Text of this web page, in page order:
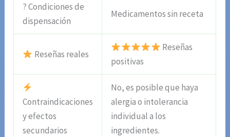
? Condiciones de
dispensación
Medicamentos sin receta
Reseñas reales
Reseñas
positivas
Contraindicaciones
y efectos
secundarios
No, es posible que haya
alergia o intolerancia
individual a los
ingredientes.